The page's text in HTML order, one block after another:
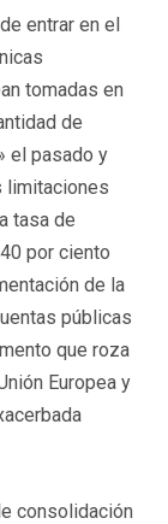
entrar en el
tomadas en
de
el pasado y
limitaciones
tasa de
por ciento
de la
públicas
que roza
Europea y
consolidación